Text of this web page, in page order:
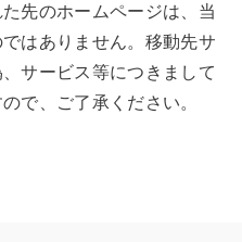
先のホームページは、当
はありません。移動先サ
サービス等につきまして
で、ご了承ください。